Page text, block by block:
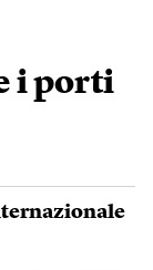
i porti